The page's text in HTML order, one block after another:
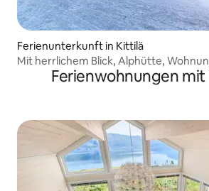
Ferienunterkunft in Kittilä
Mit herrlichem Blick, Alphütte,
Ferienwohnungen mit